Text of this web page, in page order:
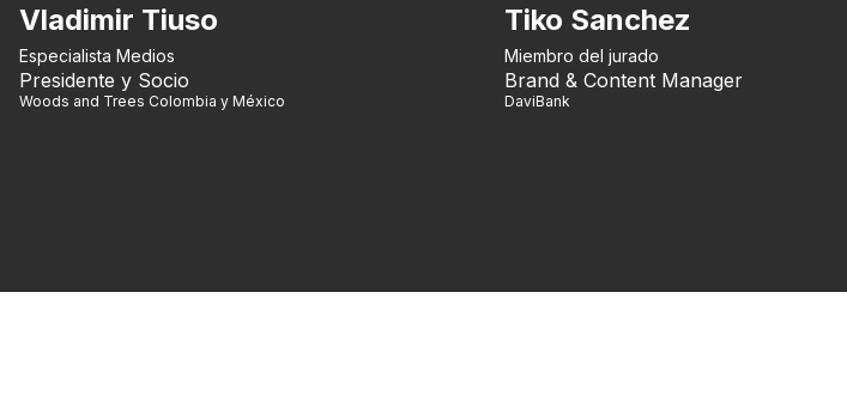
Vladimir Tiuso
Especialista Medios
Presidente y Socio
Woods and Trees Colombia y México
Tiko Sanchez
Miembro del jurado
Brand & Content Manager
DaviBank